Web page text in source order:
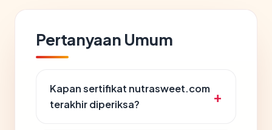
Pertanyaan Umum
Kapan sertifikat nutrasweet.com
terakhir diperiksa?